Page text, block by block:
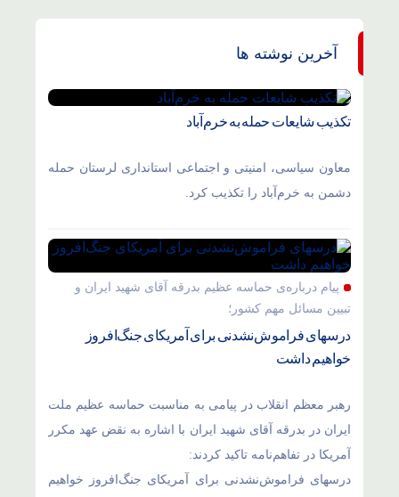
آخرین نوشته ها
تکذیب شایعات حمله به خرم‌آباد
معاون سیاسی، امنیتی و اجتماعی استانداری لرستان حمله
دشمن به خرم‌آباد را تکذیب کرد.
پیام درباره‌ی حماسه عظیم بدرقه آقای شهید ایران و
تبیین مسائل مهم کشور؛
درسهای فراموش‌نشدنی برای آمریکای جنگ‌افروز
خواهیم داشت
رهبر معظم انقلاب در پیامی به مناسبت حماسه عظیم ملت
ایران در بدرقه آقای شهید ایران با اشاره به نقض عهد مکرر
آمریکا در تفاهم‌نامه تاکید کردند:
درسهای فراموش‌نشدنی برای آمریکای جنگ‌افروز خواهیم